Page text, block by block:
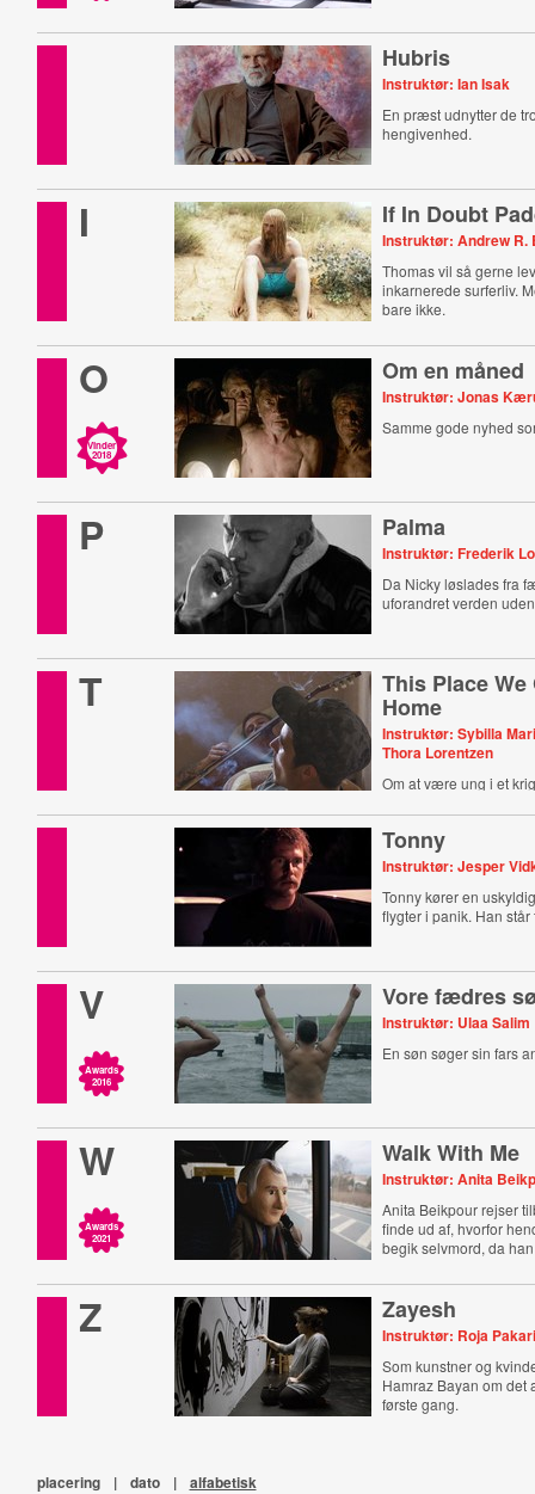
Hubris
Instruktør: Ian Isak
En præst udnytter de
hengivenhed.
I If In Doubt
Instruktør: Andrew R.
Thomas vil så gerne
inkarnerede surferliv.
bare ikke.
O
Vinder
2018
Om en måned
Instruktør: Jonas
Samme gode nyhed
P Palma
Instruktør: Frederik
Da Nicky løslades fra
uforandret verden
T This Place
Home
Instruktør: Sybilla
Thora Lorentzen
Om at være ung i et
Tonny
Instruktør: Jesper
Tonny kører en
flygter i panik. Han står
V
Awards
2016
Vore fædres
Instruktør: Ulaa Salim
En søn søger sin fars
W
Awards
2021
Walk With Me
Instruktør: Anita
Anita Beikpour rejser
finde ud af, hvorfor
begik selvmord, da
Z Zayesh
Instruktør: Roja
Som kunstner og
Hamraz Bayan om det
første gang.
placering | dato | alfabetisk